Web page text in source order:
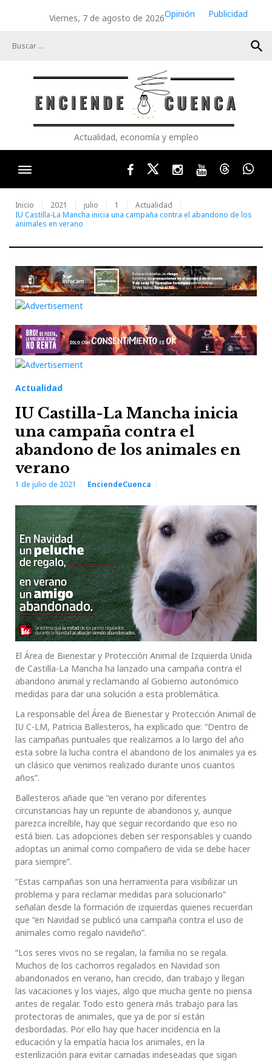
Viernes, 7 de agosto de 2026Opinión
Publicidad
search
Actualidad, economía y empleo
FacebookTwitterInstagram
YoutubeThreads
Inicio 2021 julio 1
Actualidad
IU Castilla-La Mancha inicia una campaña contra el abandono de los
animales en verano
Actualidad
IU Castilla-La Mancha inicia
una campaña contra el
abandono de los animales en
verano
1 de julio de 2021 EnciendeCuenca
El Área de Bienestar y Protección Animal de Izquierda Unida
de Castilla-La Mancha ha lanzado una campaña contra el
abandono animal y reclamando al Gobierno autonómico
medidas para dar una solución a esta problemática.
La responsable del Área de Bienestar y Protección Animal de
IU C-LM, Patricia Ballesteros, ha explicado que: “Dentro de
las campañas puntuales que realizamos a lo largo del año
esta sobre la lucha contra el abandono de los animales ya es
un clásico que venimos realizado durante unos cuantos
años”.
Ballesteros añade que “en verano por diferentes
circunstancias hay un repunte de abandonos y, aunque
parezca increíble, hay que seguir recordando que eso no
está bien. Las adopciones deben ser responsables y cuando
adoptas un animal como compañero de vida se debe hacer
para siempre”.
“Estas campañas son una herramienta para visibilizar un
problema y para reclamar medidas para solucionarlo”
señalan desde la formación de izquierdas quienes recuerdan
que “en Navidad se publicó una campaña contra el uso de
animales como regalo navideño”.
“Los seres vivos no se regalan, la familia no se regala.
Muchos de los cachorros regalados en Navidad son
abandonados en verano, han crecido, dan trabajo y llegan
las vacaciones y los viajes, algo que mucha gente no piensa
antes de regalar. Todo esto genera más trabajo para las
protectoras de animales, que ya de por sí están
desbordadas. Por ello hay que hacer incidencia en la
educación y la empatía hacia los animales, en la
esterilización para evitar camadas indeseadas que sigan